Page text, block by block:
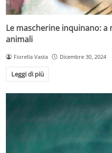
Le mascherine inquinano:
animali
Fiorella Vasta Dicembre 30, 2024
Leggi di più